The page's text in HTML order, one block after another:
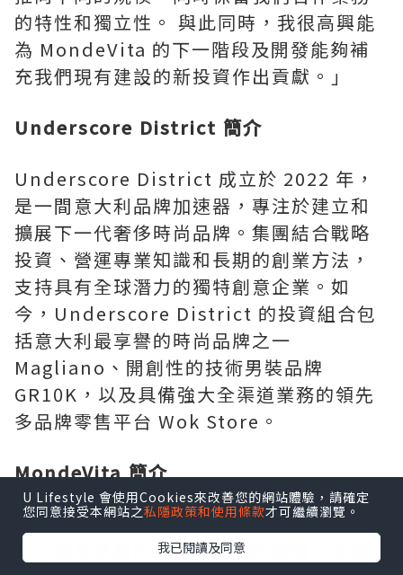
的特性和獨立性。 與此同時，我很高興能
為 MondeVita 的下一階段及開發能夠補
充我們現有建設的新投資作出貢獻。」
Underscore District 簡介
Underscore District 成立於 2022 年，
是一間意大利品牌加速器，專注於建立和
擴展下一代奢侈時尚品牌。集團結合戰略
投資、營運專業知識和長期的創業方法，
支持具有全球潛力的獨特創意企業。如
今，Underscore District 的投資組合包
括意大利最享譽的時尚品牌之一
Magliano、開創性的技術男裝品牌
GR10K，以及具備強大全渠道業務的領先
多品牌零售平台 Wok Store。
MondeVita 簡介
MondeVita 是一間創新的奢侈品控股公
司，匯集卓越的品牌和非凡的體驗，並擁
U Lifestyle 會使用Cookies來改善您的網站體驗，請確定
您同意接受本網站之私隱政策和使用條款才可繼續瀏覽。
我已閱讀及同意